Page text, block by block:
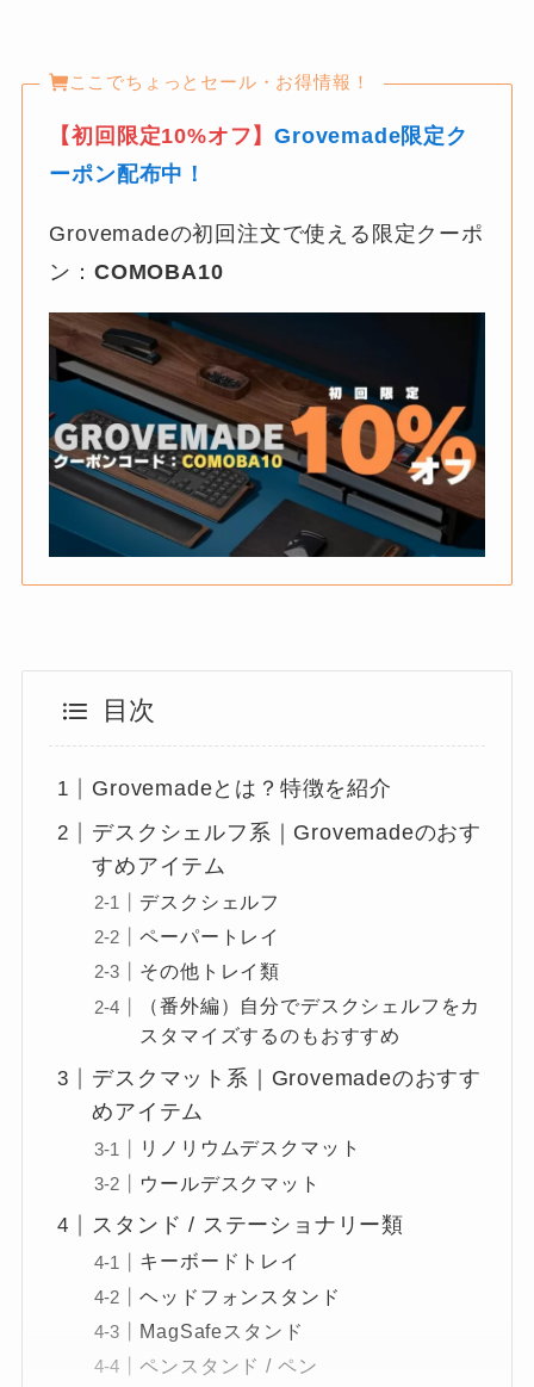
ここでちょっとセール・お得情報！
【初回限定10%オフ】Grovemade限定ク
ーポン配布中！
Grovemadeの初回注文で使える限定クーポ
ン： COMOBA10
目次
Grovemadeとは？特徴を紹介
デスクシェルフ系｜Grovemadeのおす
すめアイテム
デスクシェルフ
ペーパートレイ
その他トレイ類
（番外編）自分でデスクシェルフをカ
スタマイズするのもおすすめ
デスクマット系｜Grovemadeのおすす
めアイテム
リノリウムデスクマット
ウールデスクマット
スタンド / ステーショナリー類
キーボードトレイ
ヘッドフォンスタンド
MagSafeスタンド
ペンスタンド / ペン